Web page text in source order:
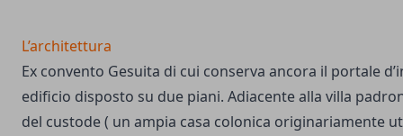
L’architettura
Ex convento Gesuita di cui conserva ancora il portale
edificio disposto su due piani. Adiacente alla villa
del custode ( un ampia casa colonica originariamente